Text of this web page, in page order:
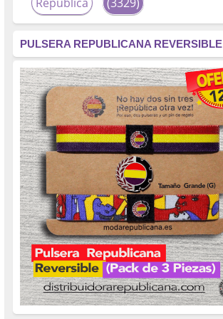
fascismo
(2677)
tardofranquismo
(2320)
Actualidad
(2319)
monarquía
(2253)
borbones
(2176)
Cultura
(2163)
Guerra
(1674)
genocidio
(1234)
mujer
(1070)
PULSERA REPUBLICANA REVERSIBLE